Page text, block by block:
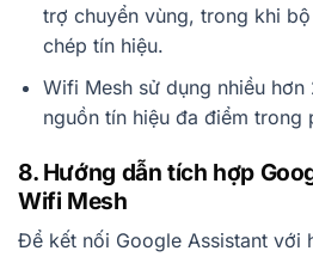
trợ chuyển vùng, trong khi
chép tín hiệu.
Wifi Mesh sử dụng nhiều
nguồn tín hiệu đa điểm trong
8. Hướng dẫn tích hợp
Wifi Mesh
Để kết nối Google Assistant với